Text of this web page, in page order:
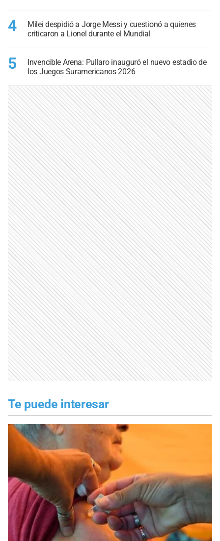
4
Milei despidió a Jorge Messi y cuestionó a quienes
criticaron a Lionel durante el Mundial
5
Invencible Arena: Pullaro inauguró el nuevo estadio de
los Juegos Suramericanos 2026
Te puede interesar